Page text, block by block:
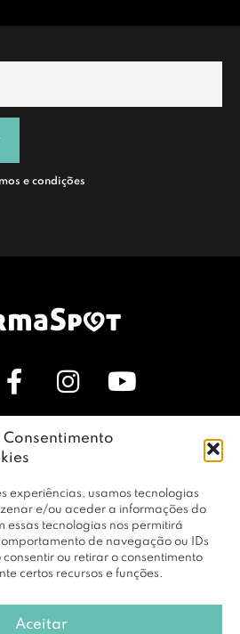
Consentimento
experiências, usamos tecnologias
e/ou aceder a informações do
essas tecnologias nos permitirá
de navegação ou IDs
consentir ou retirar o consentimento
certos recursos e funções.
Aceitar
e condições
LINKS ÚTEIS
EMPRESA
PERFIL